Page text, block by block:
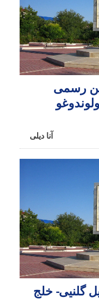
رسمی
آنا دیلی
گلنیی- خلج